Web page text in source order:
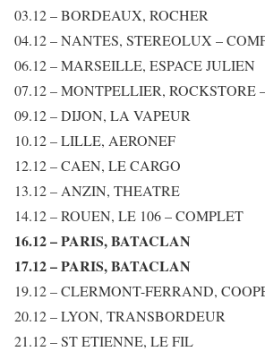
03.12 – BORDEAUX, ROCHER
04.12 – NANTES, STEREOLUX –
06.12 – MARSEILLE, ESPACE JULIEN
07.12 – MONTPELLIER, ROCKSTORE
09.12 – DIJON, LA VAPEUR
10.12 – LILLE, AERONEF
12.12 – CAEN, LE CARGO
13.12 – ANZIN, THEATRE
14.12 – ROUEN, LE 106 – COMPLET
16.12 – PARIS, BATACLAN
17.12 – PARIS, BATACLAN
19.12 – CLERMONT-FERRAND,
20.12 – LYON, TRANSBORDEUR
21.12 – ST ETIENNE, LE FIL